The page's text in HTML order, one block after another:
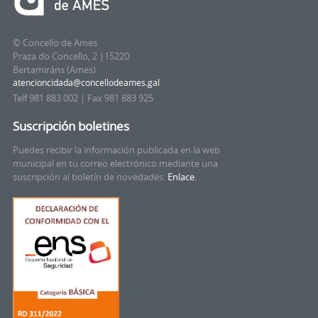
© Concello de Ames
Praza do Concello, 2 |15220
Bertamiráns (Ames)
Telf 981 883 002 | Fax 981 883 925
Suscripción boletines
Puedes recibir la información publicada en la web
municipal en tu correo electrónico mediante una
suscripción al boletín de novedades. Enlace.